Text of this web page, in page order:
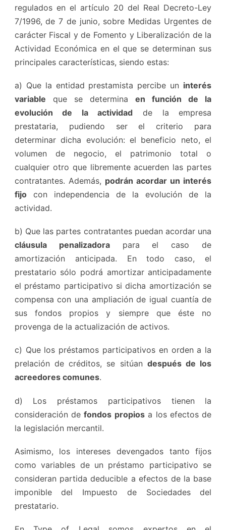
regulados en el artículo 20 del Real Decreto-Ley
7/1996, de 7 de junio, sobre Medidas Urgentes de
carácter Fiscal y de Fomento y Liberalización de la
Actividad Económica en el que se determinan sus
principales características, siendo estas:
a) Que la entidad prestamista percibe un interés
variable que se determinaen función de la
evolución de la actividad de la empresa
prestataria, pudiendo ser el criterio para
determinar dicha evolución: el beneficio neto, el
volumen de negocio, el patrimonio total o
cualquier otro que libremente acuerden las partes
contratantes. Además, podrán acordar un interés
fijocon independencia de la evolución de la
actividad.
b) Que las partes contratantes puedan acordar una
cláusula penalizadorapara el caso de
amortización anticipada. En todo caso, el
prestatario sólo podrá amortizar anticipadamente
el préstamo participativo si dicha amortización se
compensa con una ampliación de igual cuantía de
sus fondos propios y siempre que éste no
provenga de la actualización de activos.
c) Que los préstamos participativos en orden a la
prelación de créditos, se sitúan después de los
acreedores comunes.
d) Los préstamos participativos tienen la
consideración defondos propiosa los efectos de
la legislación mercantil.
Asimismo, los intereses devengados tanto fijos
como variables de un préstamo participativo se
consideran partida deducible a efectos de la base
imponible del Impuesto de Sociedades del
prestatario.